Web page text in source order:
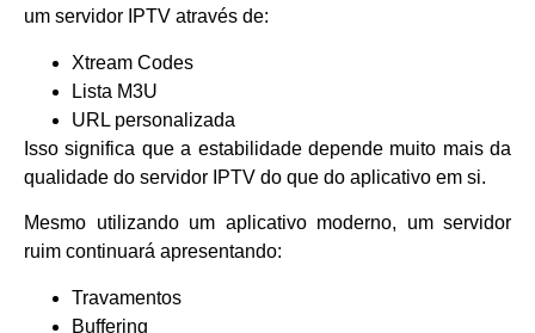
um servidor IPTV através de:
Xtream Codes
Lista M3U
URL personalizada
Isso significa que a estabilidade depende muito mais da
qualidade do servidor IPTV do que do aplicativo em si.
Mesmo utilizando um aplicativo moderno, um servidor
ruim continuará apresentando:
Travamentos
Buffering